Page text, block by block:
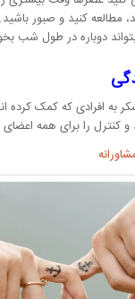
مطالعه کنید و صبور
دوباره در طول شب
به افرادی که کمک کرده
را برای همه اعضای